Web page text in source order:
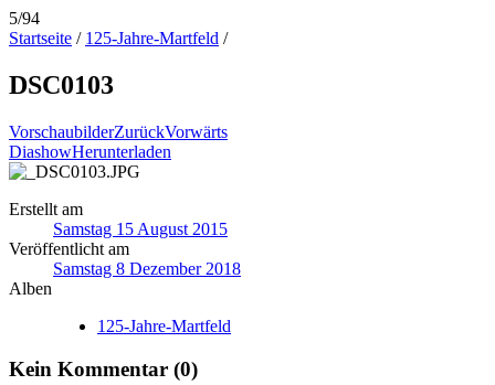
5/94
Startseite / 125-Jahre-Martfeld /
DSC0103
VorschaubilderZurückVorwärts
DiashowHerunterladen
Erstellt am
Samstag 15 August 2015
Veröffentlicht am
Samstag 8 Dezember 2018
Alben
125-Jahre-Martfeld
Kein Kommentar (0)